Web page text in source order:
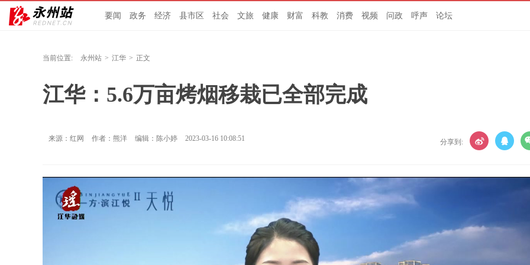
要闻 政务 经济 县市区 社会 文旅 健康 财富 科教 消费 视频 问政 呼声 论坛
当前位置: 永州站 > 江华 > 正文
江华：5.6万亩烤烟移栽已全部完成
来源：红网 作者：熊洋 编辑：陈小婷 2023-03-16 10:08:51 分享到: